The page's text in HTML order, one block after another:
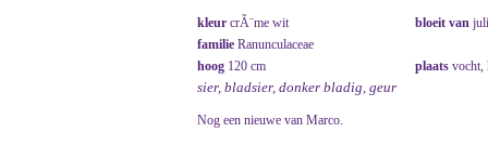
kleur crÃ¨me wit bloeit van
familie Ranunculaceae
hoog 120 cm plaats vocht,
sier, bladsier, donker bladig, geur
Nog een nieuwe van Marco.